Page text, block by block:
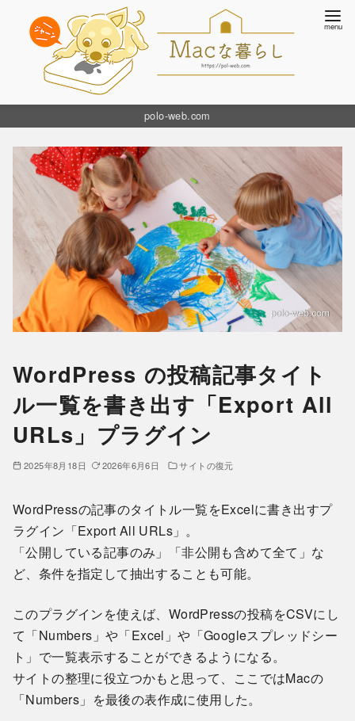
polo-web.com
WordPress の投稿記事タイト
ル一覧を書き出す「Export All
URLs」プラグイン
2025年8月18日 2026年6月6日 サイトの復元
WordPressの記事のタイトル一覧をExcelに書き出すプ
ラグイン「Export All URLs」。
「公開している記事のみ」「非公開も含めて全て」な
ど、条件を指定して抽出することも可能。
このプラグインを使えば、WordPressの投稿をCSVにし
て「Numbers」や「Excel」や「Googleスプレッドシー
ト」で一覧表示することができるようになる。
サイトの整理に役立つかもと思って、ここではMacの
「Numbers」を最後の表作成に使用した。